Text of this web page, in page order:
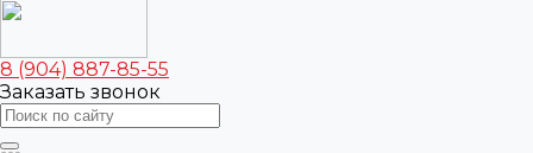
8 (904) 887-85-55
Заказать звонок